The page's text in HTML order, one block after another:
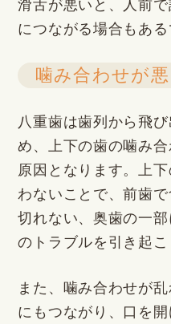
滑舌が悪いと、人前
につながる場合もある
噛み合わせが
八重歯は歯列から飛
め、上下の歯の噛み
原因となります。上
わないことで、前歯
切れない、奥歯の一
のトラブルを引き起こ
また、噛み合わせが
にもつながり、口を開